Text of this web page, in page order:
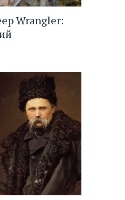
Wrangler: